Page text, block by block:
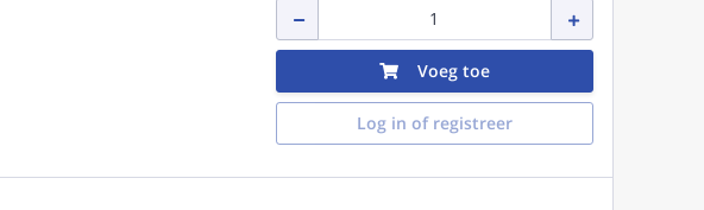
Voeg toe
Log in of registreer